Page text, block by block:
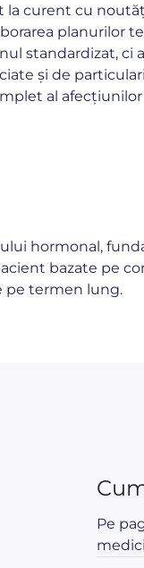
la curent cu
planurilor
standardizat, ci
și de
al
hormonal,
bazate pe
pe termen lung.
Pe